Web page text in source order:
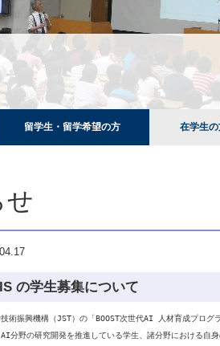
留学生・留学希望の方 在学生
せ
の学生募集について
術振興機構（JST）の「BOOST次世代AI 人材育成プログ
分野の研究開発を推進している学生、諸分野における自